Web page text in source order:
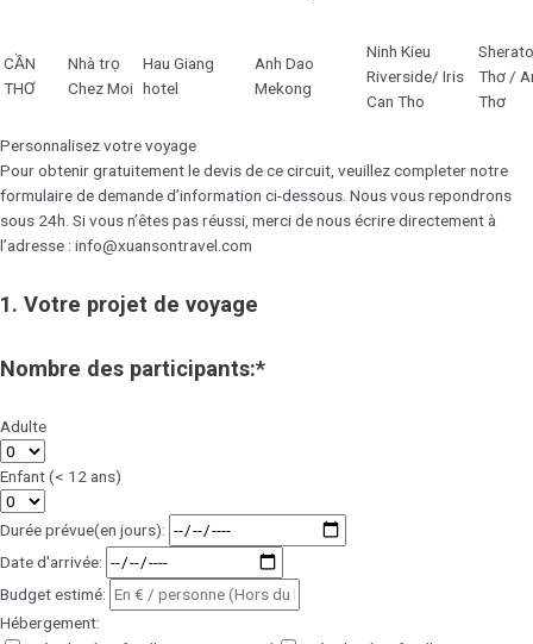
CẦN
THƠ
Nhà trọ
Chez Moi
Hau Giang
hotel
Anh Dao
Mekong
Ninh Kieu
Riverside/ Iris
Can Tho
Thơ /
Thơ
Personnalisez votre voyage
Pour obtenir gratuitement le devis de ce circuit, veuillez completer notre
formulaire de demande d’information ci-dessous. Nous vous repondrons
sous 24h. Si vous n’êtes pas réussi, merci de nous écrire directement à
l’adresse : info@xuansontravel.com
1. Votre projet de voyage
Nombre des participants:*
Adulte
Enfant (< 12 ans)
Durée prévue(en jours):
Date d'arrivée:
Budget estimé:
Hébergement: